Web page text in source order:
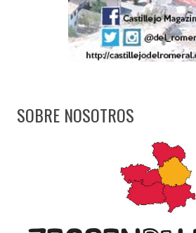
SOBRE NOSOTROS